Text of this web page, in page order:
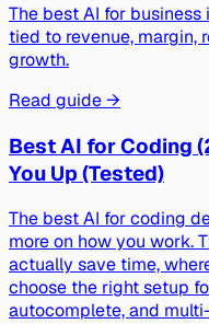
The best AI for
tied to revenue, margin,
growth.
Read guide →
Best AI for Coding
You Up (Tested)
The best AI for coding
more on how you work.
actually save time,
choose the right setup
autocomplete, and